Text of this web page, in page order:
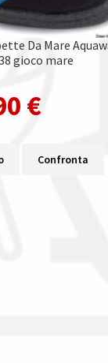
Da Mare
gioco mare
€
Confronta